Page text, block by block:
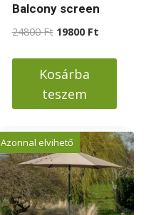
Balcony screen
24800Ft Original
was:
24800 Ft.
19800 FtCurrent
is:
Kosárba
teszem
Azonnal elvihető